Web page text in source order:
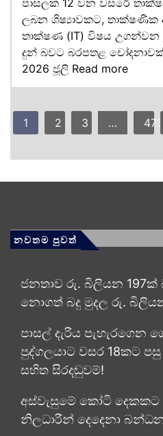
පාසලක 12 වන වසරේ
ලබන ශිෂ්‍යාවකට, තාක්ෂණික
තාක්ෂණ (IT) විෂය
දුන් බවට බරපතළ
2026 ජූලි Read more
1 2 3 … 473
නවතම පුවත්
ජනතාව රු. බිලියන 197ක්
නොගත් බදු මුදල රු.
පාසල් දැරිය
පුද්ගලයාට වසර 18කට
සහිත සිරදඬුවම්!
අස්වැසුමේ කෝටි
නිලධාරීන් දෙදෙනා